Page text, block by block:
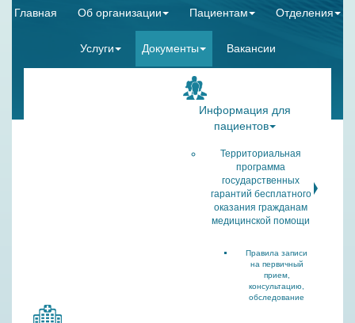
Главная Об организации Пациентам Отделения
Услуги Документы Вакансии
Информация для
пациентов
Территориальная
программа
государственных
гарантий бесплатного
оказания гражданам
медицинской помощи
Правила записи
на первичный
прием,
консультацию,
обследование